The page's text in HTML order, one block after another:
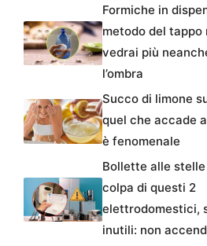
Formiche in
metodo del tappo
vedrai più
l’ombra
Succo di limone
quel che accade
è fenomenale
Bollette alle
colpa di questi 2
elettrodomestici,
inutili: non